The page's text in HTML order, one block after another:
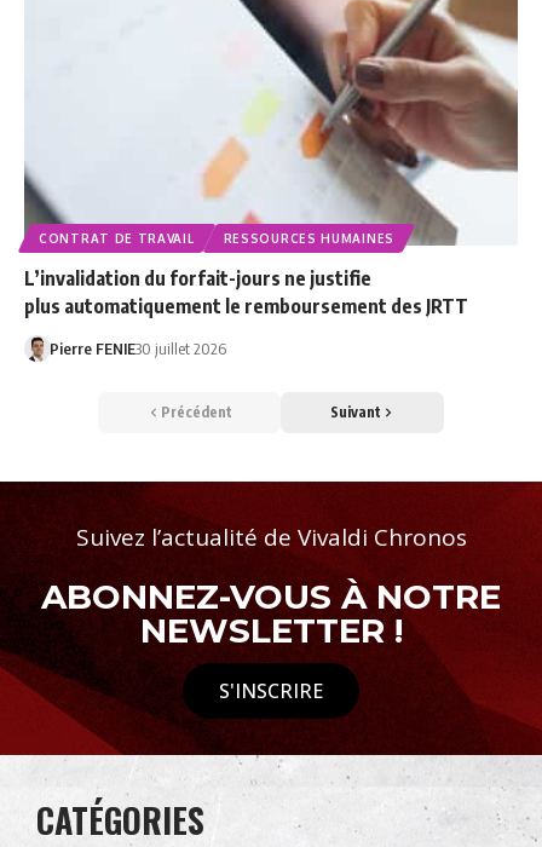
CONTRAT DE TRAVAIL RESSOURCES HUMAINES
L’invalidation du forfait-jours ne justifie
plus automatiquement le remboursement des JRTT
Pierre FENIE30 juillet 2026
Précédent Suivant
Suivez l’actualité de Vivaldi Chronos
ABONNEZ-VOUS À NOTRE
NEWSLETTER !
S'INSCRIRE
CATÉGORIES